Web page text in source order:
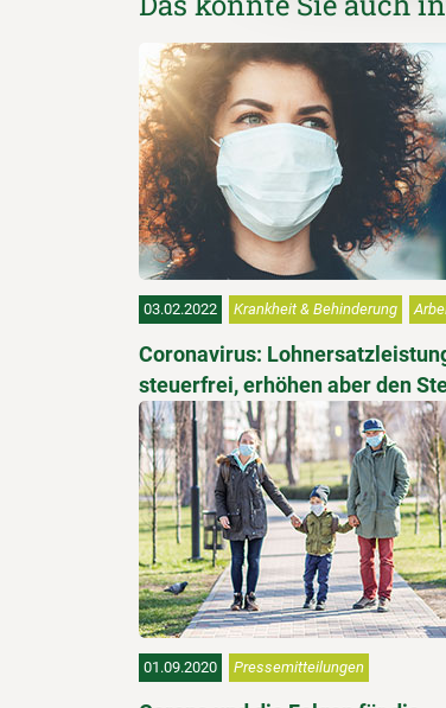
03.02.2022 Krankheit & Behinderung
Coronavirus:
steuerfrei, erhöhen aber den
01.09.2020 Pressemitteilungen